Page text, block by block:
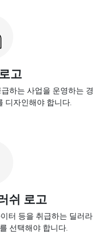
고
하는 사업을 운영하는 경
디자인해야 합니다.
쉬 로고
터 등을 취급하는 딜러라
선택해야 합니다.